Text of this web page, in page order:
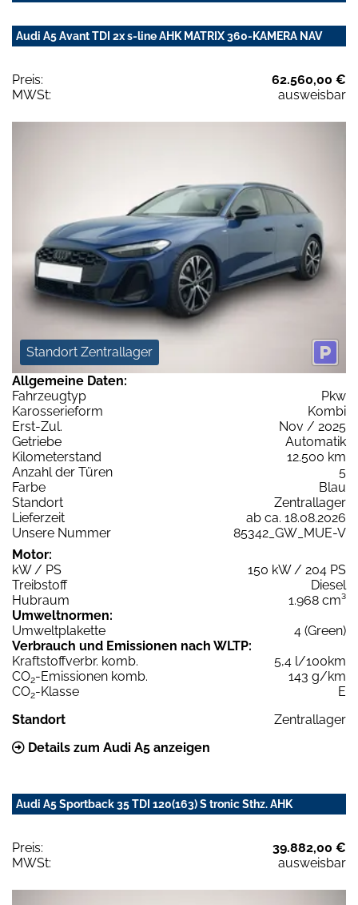
Audi A5 Avant TDI 2x s-line AHK MATRIX 360-KAMERA NAV
Preis:
62.560,00 €
MWSt:
ausweisbar
Standort Zentrallager
Allgemeine Daten:
Fahrzeugtyp
Pkw
Karosserieform
Kombi
Erst-Zul.
Nov / 2025
Getriebe
Automatik
Kilometerstand
12.500 km
Anzahl der Türen
5
Farbe
Blau
Standort
Zentrallager
Lieferzeit
ab ca. 18.08.2026
Unsere Nummer
85342_GW_MUE-V
Motor:
kW / PS
150 kW / 204 PS
Treibstoff
Diesel
Hubraum
1.968 cm³
Umweltnormen:
Umweltplakette
4 (Green)
Verbrauch und Emissionen nach WLTP:
Kraftstoffverbr. komb.
5,4 l/100km
CO2-Emissionen komb.
143 g/km
CO2-Klasse
E
Standort
Zentrallager
Details zum Audi A5 anzeigen
Audi A5 Sportback 35 TDI 120(163) S tronic Sthz. AHK
Preis:
39.882,00 €
MWSt:
ausweisbar